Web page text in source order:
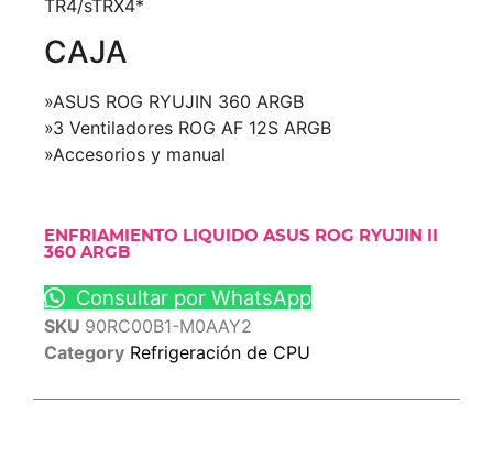
TR4/sTRX4*
CAJA
»ASUS ROG RYUJIN 360 ARGB
»3 Ventiladores ROG AF 12S ARGB
»Accesorios y manual
ENFRIAMIENTO LIQUIDO ASUS ROG RYUJIN II
360 ARGB
Consultar por WhatsApp
SKU 90RC00B1-M0AAY2
Category Refrigeración de CPU